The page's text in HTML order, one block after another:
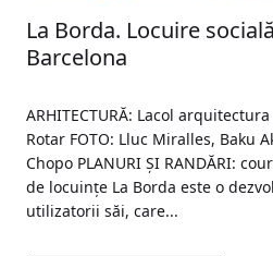
La Borda. Locuire
Barcelona
ARHITECTURĂ: Lacol
Rotar FOTO: Lluc Miralles, Baku
Chopo PLANURI ŞI RANDĂRI:
de locuințe La Borda este o
utilizatorii săi, care...